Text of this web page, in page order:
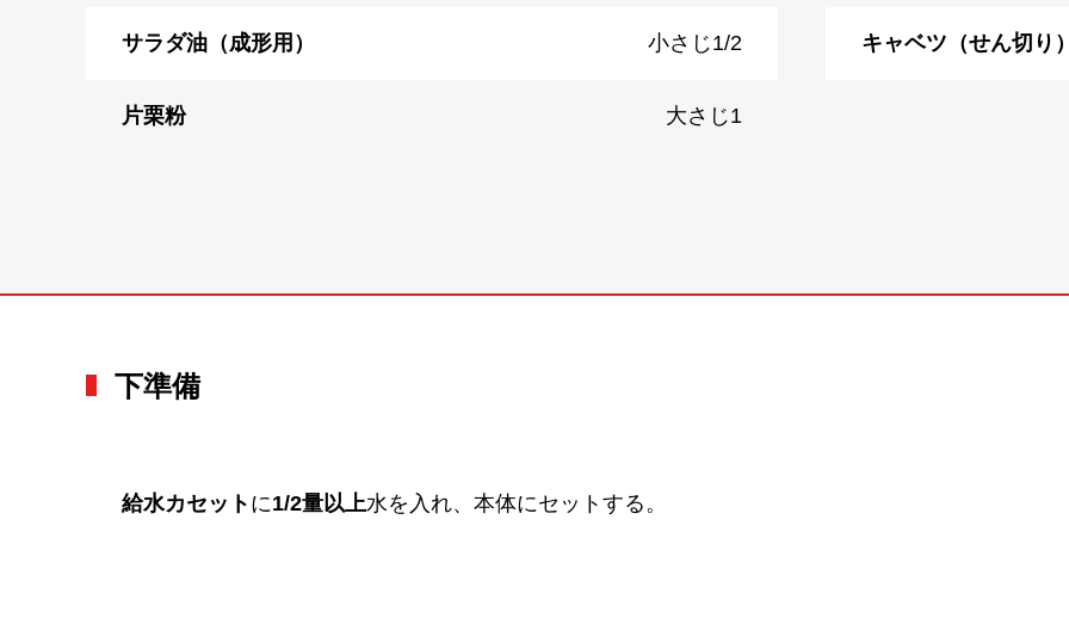
サラダ油（成形用） 小さじ1/2 キャベツ（せん切り
片栗粉 大さじ1
下準備
給水カセット に1/2量以上水を入れ、本体にセットする。